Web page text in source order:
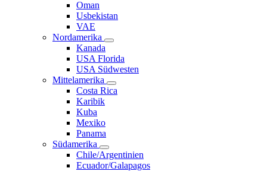
Oman
Usbekistan
VAE
Nordamerika
Kanada
USA Florida
USA Südwesten
Mittelamerika
Costa Rica
Karibik
Kuba
Mexiko
Panama
Südamerika
Chile/Argentinien
Ecuador/Galapagos